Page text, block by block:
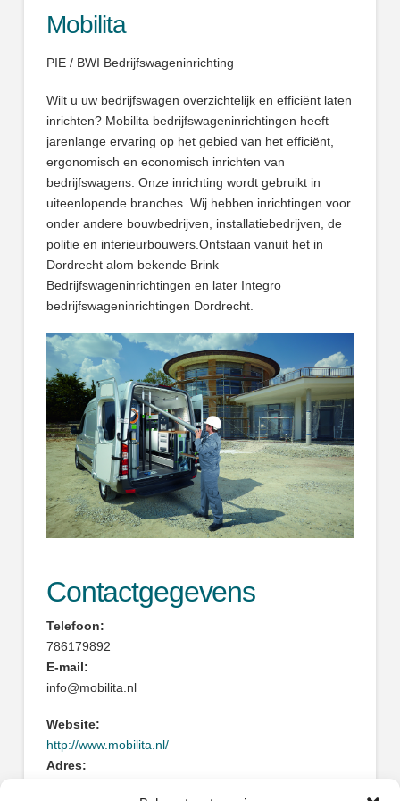
Mobilita
PIE / BWI Bedrijfswageninrichting
Wilt u uw bedrijfswagen overzichtelijk en efficiënt laten
inrichten? Mobilita bedrijfswageninrichtingen heeft
jarenlange ervaring op het gebied van het efficiënt,
ergonomisch en economisch inrichten van
bedrijfswagens. Onze inrichting wordt gebruikt in
uiteenlopende branches. Wij hebben inrichtingen voor
onder andere bouwbedrijven, installatiebedrijven, de
politie en interieurbouwers.Ontstaan vanuit het in
Dordrecht alom bekende Brink
Bedrijfswageninrichtingen en later Integro
bedrijfswageninrichtingen Dordrecht.
Contactgegevens
Telefoon:
786179892
E-mail:
info@mobilita.nl
Website:
http://www.mobilita.nl/
Adres: